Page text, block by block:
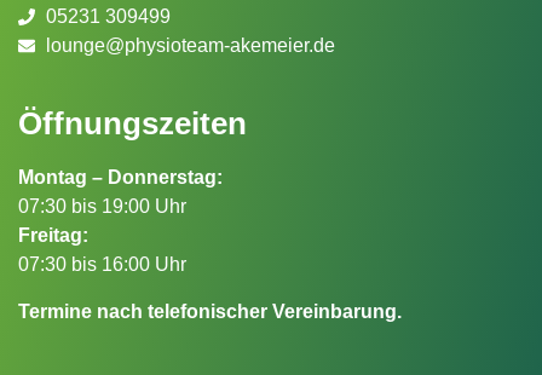
05231 309499
lounge@physioteam-akemeier.de
Öffnungszeiten
Montag – Donnerstag:
07:30 bis 19:00 Uhr
Freitag:
07:30 bis 16:00 Uhr
Termine nach telefonischer Vereinbarung.